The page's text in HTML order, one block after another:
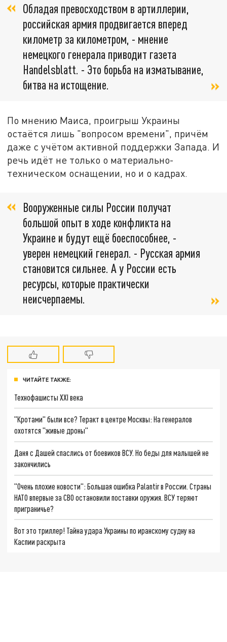
Обладая превосходством в артиллерии,
российская армия продвигается вперед
километр за километром, - мнение
немецкого генерала приводит газета
Handelsblatt. - Это борьба на изматывание,
битва на истощение.
По мнению Маиса, проигрыш Украины
остаётся лишь "вопросом времени", причём
даже с учётом активной поддержки Запада. И
речь идёт не только о материально-
техническом оснащении, но и о кадрах.
Вооруженные силы России получат
большой опыт в ходе конфликта на
Украине и будут ещё боеспособнее, -
уверен немецкий генерал. - Русская армия
становится сильнее. А у России есть
ресурсы, которые практически
неисчерпаемы.
ЧИТАЙТЕ ТАКЖЕ:
Технофашисты XXI века
"Кротами" были все? Теракт в центре Москвы: На генералов
охотятся "живые дроны"
Даня с Дашей спаслись от боевиков ВСУ. Но беды для малышей не
закончились
"Очень плохие новости": Большая ошибка Palantir в России. Страны
НАТО впервые за СВО остановили поставки оружия. ВСУ теряют
приграничье?
Вот это триллер! Тайна удара Украины по иранскому судну на
Каспии раскрыта